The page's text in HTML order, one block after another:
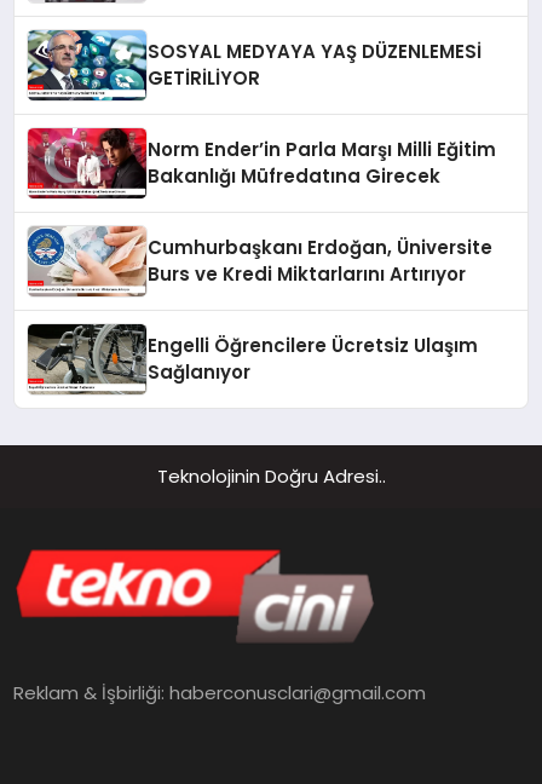
SOSYAL MEDYAYA YAŞ DÜZENLEMESİ
GETİRİLİYOR
Norm Ender’in Parla Marşı Milli Eğitim
Bakanlığı Müfredatına Girecek
Cumhurbaşkanı Erdoğan, Üniversite
Burs ve Kredi Miktarlarını Artırıyor
Engelli Öğrencilere Ücretsiz Ulaşım
Sağlanıyor
Teknolojinin Doğru Adresi..
Reklam & İşbirliği:haberconusclari@gmail.com